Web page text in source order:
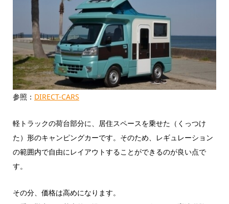
参照： DIRECT-CARS
軽トラックの荷台部分に、居住スペースを乗せた（くっつけ
た）形のキャンピングカーです。そのため、レギュレーション
の範囲内で自由にレイアウトすることができるのが良い点で
す。
その分、価格は高めになります。